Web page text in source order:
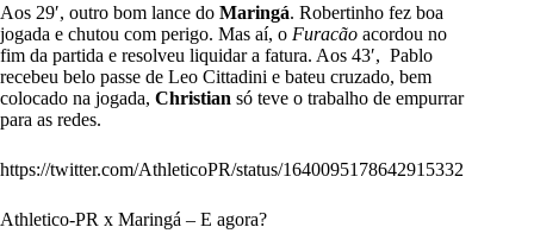
Aos 29′, outro bom lance do Maringá. Robertinho fez boa
jogada e chutou com perigo. Mas aí, o Furacão acordou no
fim da partida e resolveu liquidar a fatura. Aos 43′, Pablo
recebeu belo passe de Leo Cittadini e bateu cruzado, bem
colocado na jogada, Christian só teve o trabalho de empurrar
para as redes.
https://twitter.com/AthleticoPR/status/1640095178642915332
Athletico-PR x Maringá – E agora?